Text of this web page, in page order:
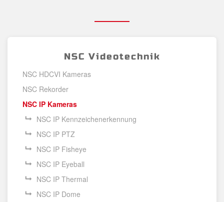
NSC Videotechnik
NSC HDCVI Kameras
NSC Rekorder
NSC IP Kameras
NSC IP Kennzeichenerkennung
NSC IP PTZ
NSC IP Fisheye
NSC IP Eyeball
NSC IP Thermal
NSC IP Dome